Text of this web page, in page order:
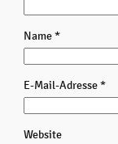
Name*
E-Mail-Adresse*
Website